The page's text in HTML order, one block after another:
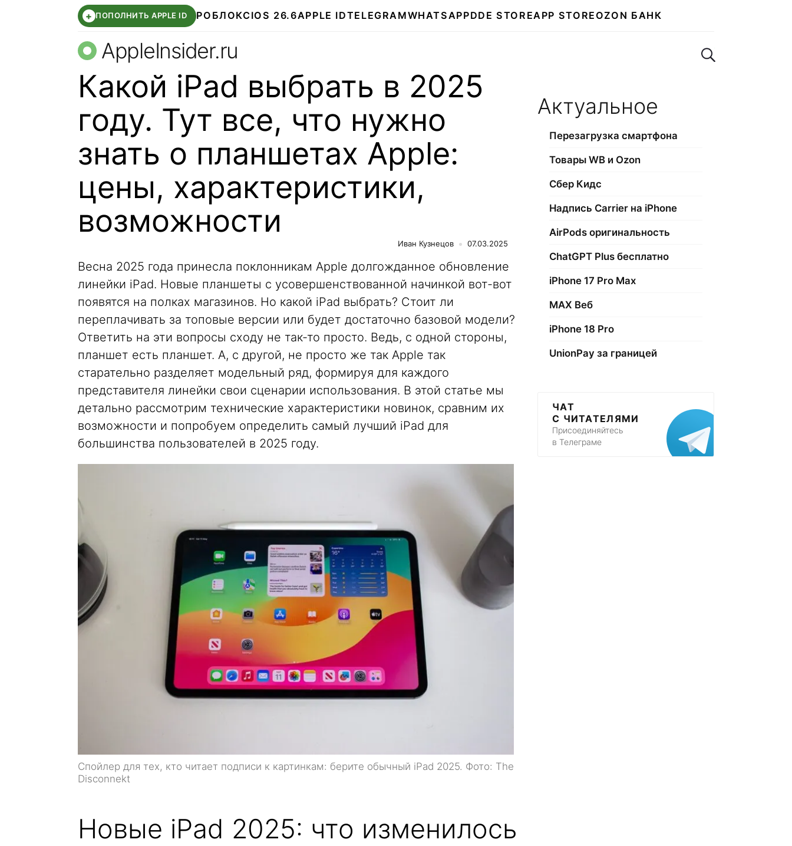
+ ПОПОЛНИТЬ APPLE ID РОБЛОКС IOS 26.6APPLE IDTELEGRAMWHATSAPPDDE STOREAPP STORE OZON БАНК
AppleInsider.ru Поиск по сайту
Какой iPad выбрать в 2025
году. Тут все, что нужно
знать о планшетах Apple:
цены, характеристики,
возможности
Иван Кузнецов 07.03.2025
Весна 2025 года принесла поклонникам Apple долгожданное обновление
линейки iPad. Новые планшеты с усовершенствованной начинкой вот-вот
появятся на полках магазинов. Но какой iPad выбрать? Стоит ли
переплачивать за топовые версии или будет достаточно базовой модели?
Ответить на эти вопросы сходу не так-то просто. Ведь, с одной стороны,
планшет есть планшет. А, с другой, не просто же так Apple так
старательно разделяет модельный ряд, формируя для каждого
представителя линейки свои сценарии использования. В этой статье мы
детально рассмотрим технические характеристики новинок, сравним их
возможности и попробуем определить самый лучший iPad для
большинства пользователей в 2025 году.
Спойлер для тех, кто читает подписи к картинкам: берите обычный iPad 2025. Фото: The
Disconnekt
Новые iPad 2025: что изменилось
Актуальное
Перезагрузка смартфона
Товары WB и Ozon
Сбер Кидс
Надпись Carrier на iPhone
AirPods оригинальность
ChatGPT Plus бесплатно
iPhone 17 Pro Max
МАХ Веб
iPhone 18 Pro
UnionPay за границей
ЧАТ
С ЧИТАТЕЛЯМИ
Присоединяйтесь
в Телеграме